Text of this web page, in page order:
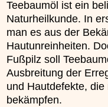
Teebaumöl ist ein
Naturheilkunde. In
man es aus der
Hautunreinheiten.
Fußpilz soll
Ausbreitung der
und Hautdefekte,
bekämpfen.